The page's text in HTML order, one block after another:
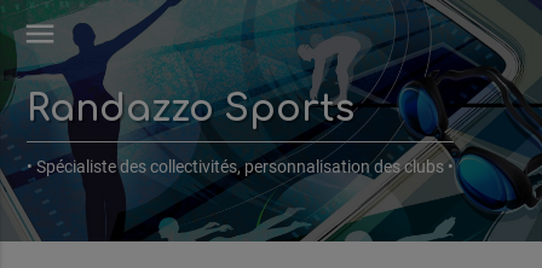
menu
Randazzo Sports
• Spécialiste des collectivités, personnalisation des clubs •